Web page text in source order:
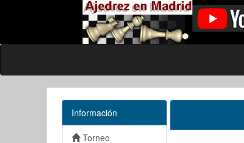
Información
Torneo